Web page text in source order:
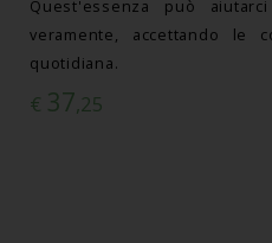
Quest'essenza può
veramente, accettando le
quotidiana.
€ 37,25